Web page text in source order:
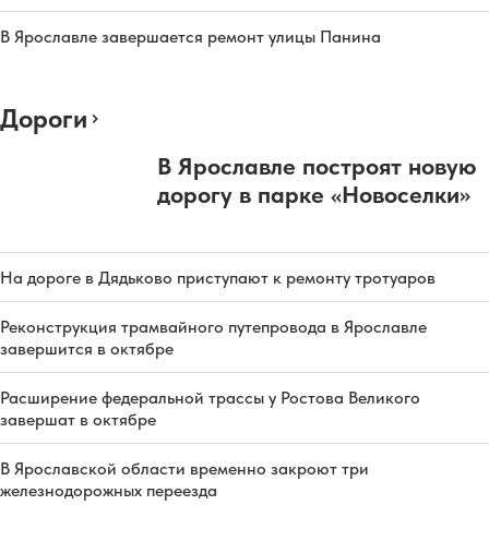
В Ярославле завершается ремонт улицы Панина
Дороги
В Ярославле построят новую
дорогу в парке «Новоселки»
На дороге в Дядьково приступают к ремонту тротуаров
Реконструкция трамвайного путепровода в Ярославле
завершится в октябре
Расширение федеральной трассы у Ростова Великого
завершат в октябре
В Ярославской области временно закроют три
железнодорожных переезда